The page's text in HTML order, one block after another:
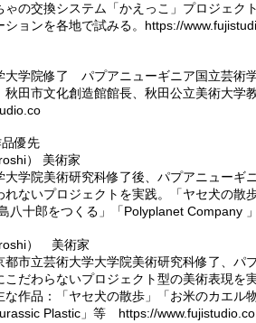
ゃの交換システム「かえっこ」プロジェク
ョンを各地で試みる。 https://
大学院修了 パプアニューギニア国立芸術
秋田市文化創造館館長、秋田公立美術大
優先
） 美術家
大学院美術研究科修了後、パプアニューギ
れないプロジェクトを実践。「ヤセ犬の散
島八十郎をつくる」「Polyplanet
） 美術家
都市立芸術大学大学院美術研究科修了、
こだわらないプロジェクト型の美術表現
な作品：「ヤセ犬の散歩」「お米のカエ
Plastic」等 https://www.fujistudio.co